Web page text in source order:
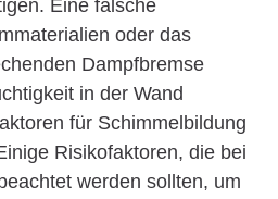
Eine falsche
oder das
Dampfbremse
in der Wand
für Schimmelbildung
Risikofaktoren, die bei
werden sollten, um